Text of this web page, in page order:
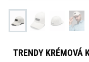
TRENDY KRÉMOVÁ